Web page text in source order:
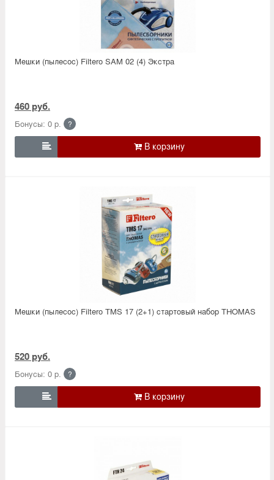
Мешки (пылесос) Filtero SAM 02 (4) Экстра
460 руб.
Бонусы: 0 р. ?

Мешки (пылесос) Filtero TMS 17 (2+1) стартовый набор THOMAS
520 руб.
Бонусы: 0 р. ?
